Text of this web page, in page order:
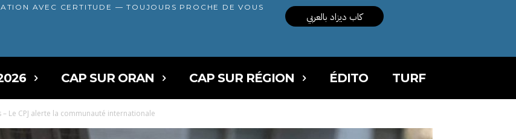
AVEC CERTITUDE — TOUJOURS PROCHE DE VOUS
كاب ديزاد بالعربي
CAP SUR ORAN CAP SUR RÉGION ÉDITO TURF
Le CPJ alerte la communauté internationale